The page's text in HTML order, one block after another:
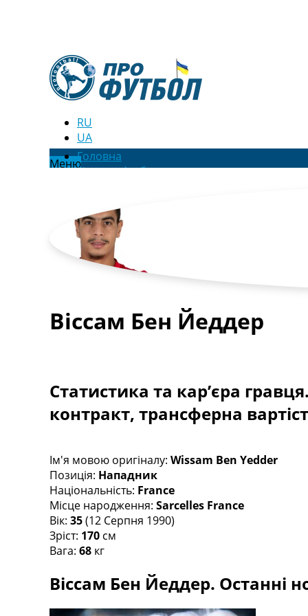
RU
UA
МенюГоловна
Новини футболу
Футбольні трансфери
Останні коментарі
Конкурс прогнозів
Логін
Рейтінги
Колективний прогноз
Турніри
Англія. Прем’єр-Ліга
Іспанія. Ла Ліга
Ще Турніри >>>
Чемпіонат Світу. Турнирні таблиці
Таблиця УПЛ
Перша Ліга
Таблиця АПЛ
Таблиця Ла Ліги
Таблиця Ліги Чемпіонів
Рейтинг країн УЄФА
Рейтинг клубів УЄФА
Рейтинг ФІФА
Віссам Бен Йеддер
Статистика та кар’єра
контракт, трансферна
Ім'я мовою оригіналу: Wissam Ben Yedder
Позиція: Нападник
Національність: France
Місце народження: Sarcelles France
Вік: 35(12 Серпня 1990)
Зріст: 170 см
Вага: 68 кг
Віссам Бен Йеддер. Останні